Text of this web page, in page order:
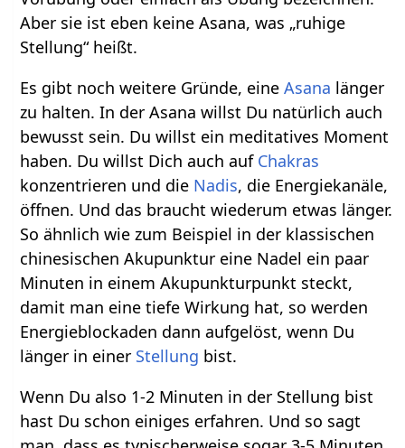
Aber sie ist eben keine Asana, was „ruhige
Stellung“ heißt.
Es gibt noch weitere Gründe, eineAsana länger
zu halten. In der Asana willst Du natürlich auch
bewusst sein. Du willst ein meditatives Moment
haben. Du willst Dich auch auf Chakras
konzentrieren und die Nadis, die Energiekanäle,
öffnen. Und das braucht wiederum etwas länger.
So ähnlich wie zum Beispiel in der klassischen
chinesischen Akupunktur eine Nadel ein paar
Minuten in einem Akupunkturpunkt steckt,
damit man eine tiefe Wirkung hat, so werden
Energieblockaden dann aufgelöst, wenn Du
länger in einer Stellung bist.
Wenn Du also 1-2 Minuten in der Stellung bist
hast Du schon einiges erfahren. Und so sagt